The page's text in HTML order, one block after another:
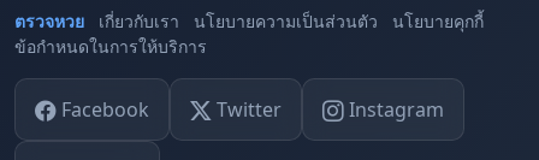
ตรวจหวย
เกี่ยวกับเรา นโยบายความเป็นส่วนตัว
นโยบายคุกกี้
ข้อกำหนดในการให้บริการ
Facebook Twitter Instagram